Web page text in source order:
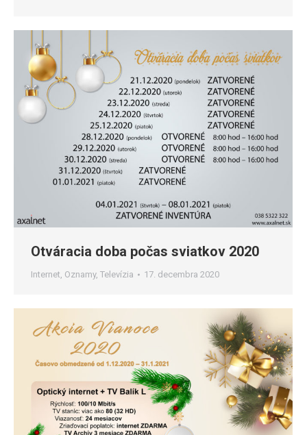
Otváracia doba počas sviatkov 2020
Internet, Oznamy, Televízia 17. decembra 2020